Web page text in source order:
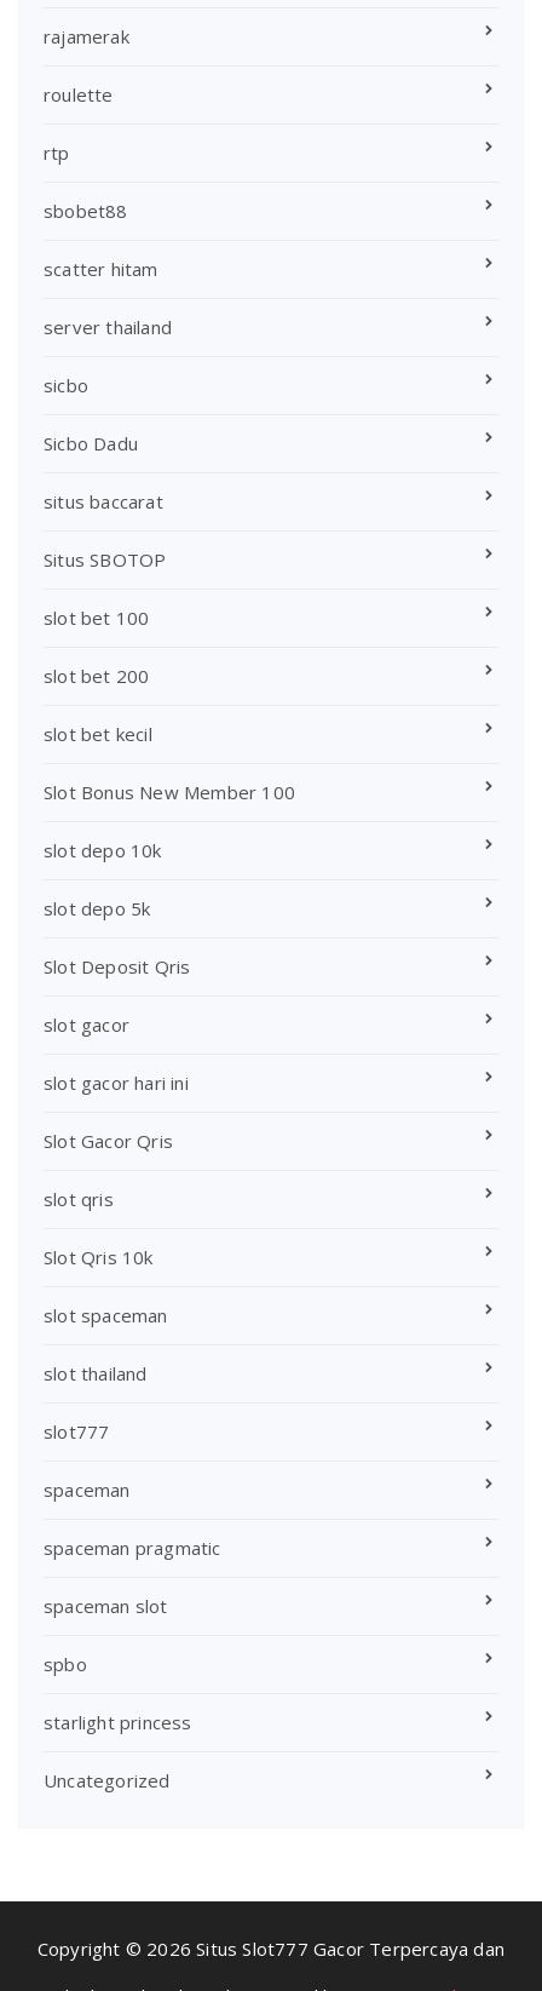
rajamerak
roulette
rtp
sbobet88
scatter hitam
server thailand
sicbo
Sicbo Dadu
situs baccarat
Situs SBOTOP
slot bet 100
slot bet 200
slot bet kecil
Slot Bonus New Member 100
slot depo 10k
slot depo 5k
Slot Deposit Qris
slot gacor
slot gacor hari ini
Slot Gacor Qris
slot qris
Slot Qris 10k
slot spaceman
slot thailand
slot777
spaceman
spaceman pragmatic
spaceman slot
spbo
starlight princess
Uncategorized
Copyright © 2026 Situs Slot777 Gacor Terpercaya dan